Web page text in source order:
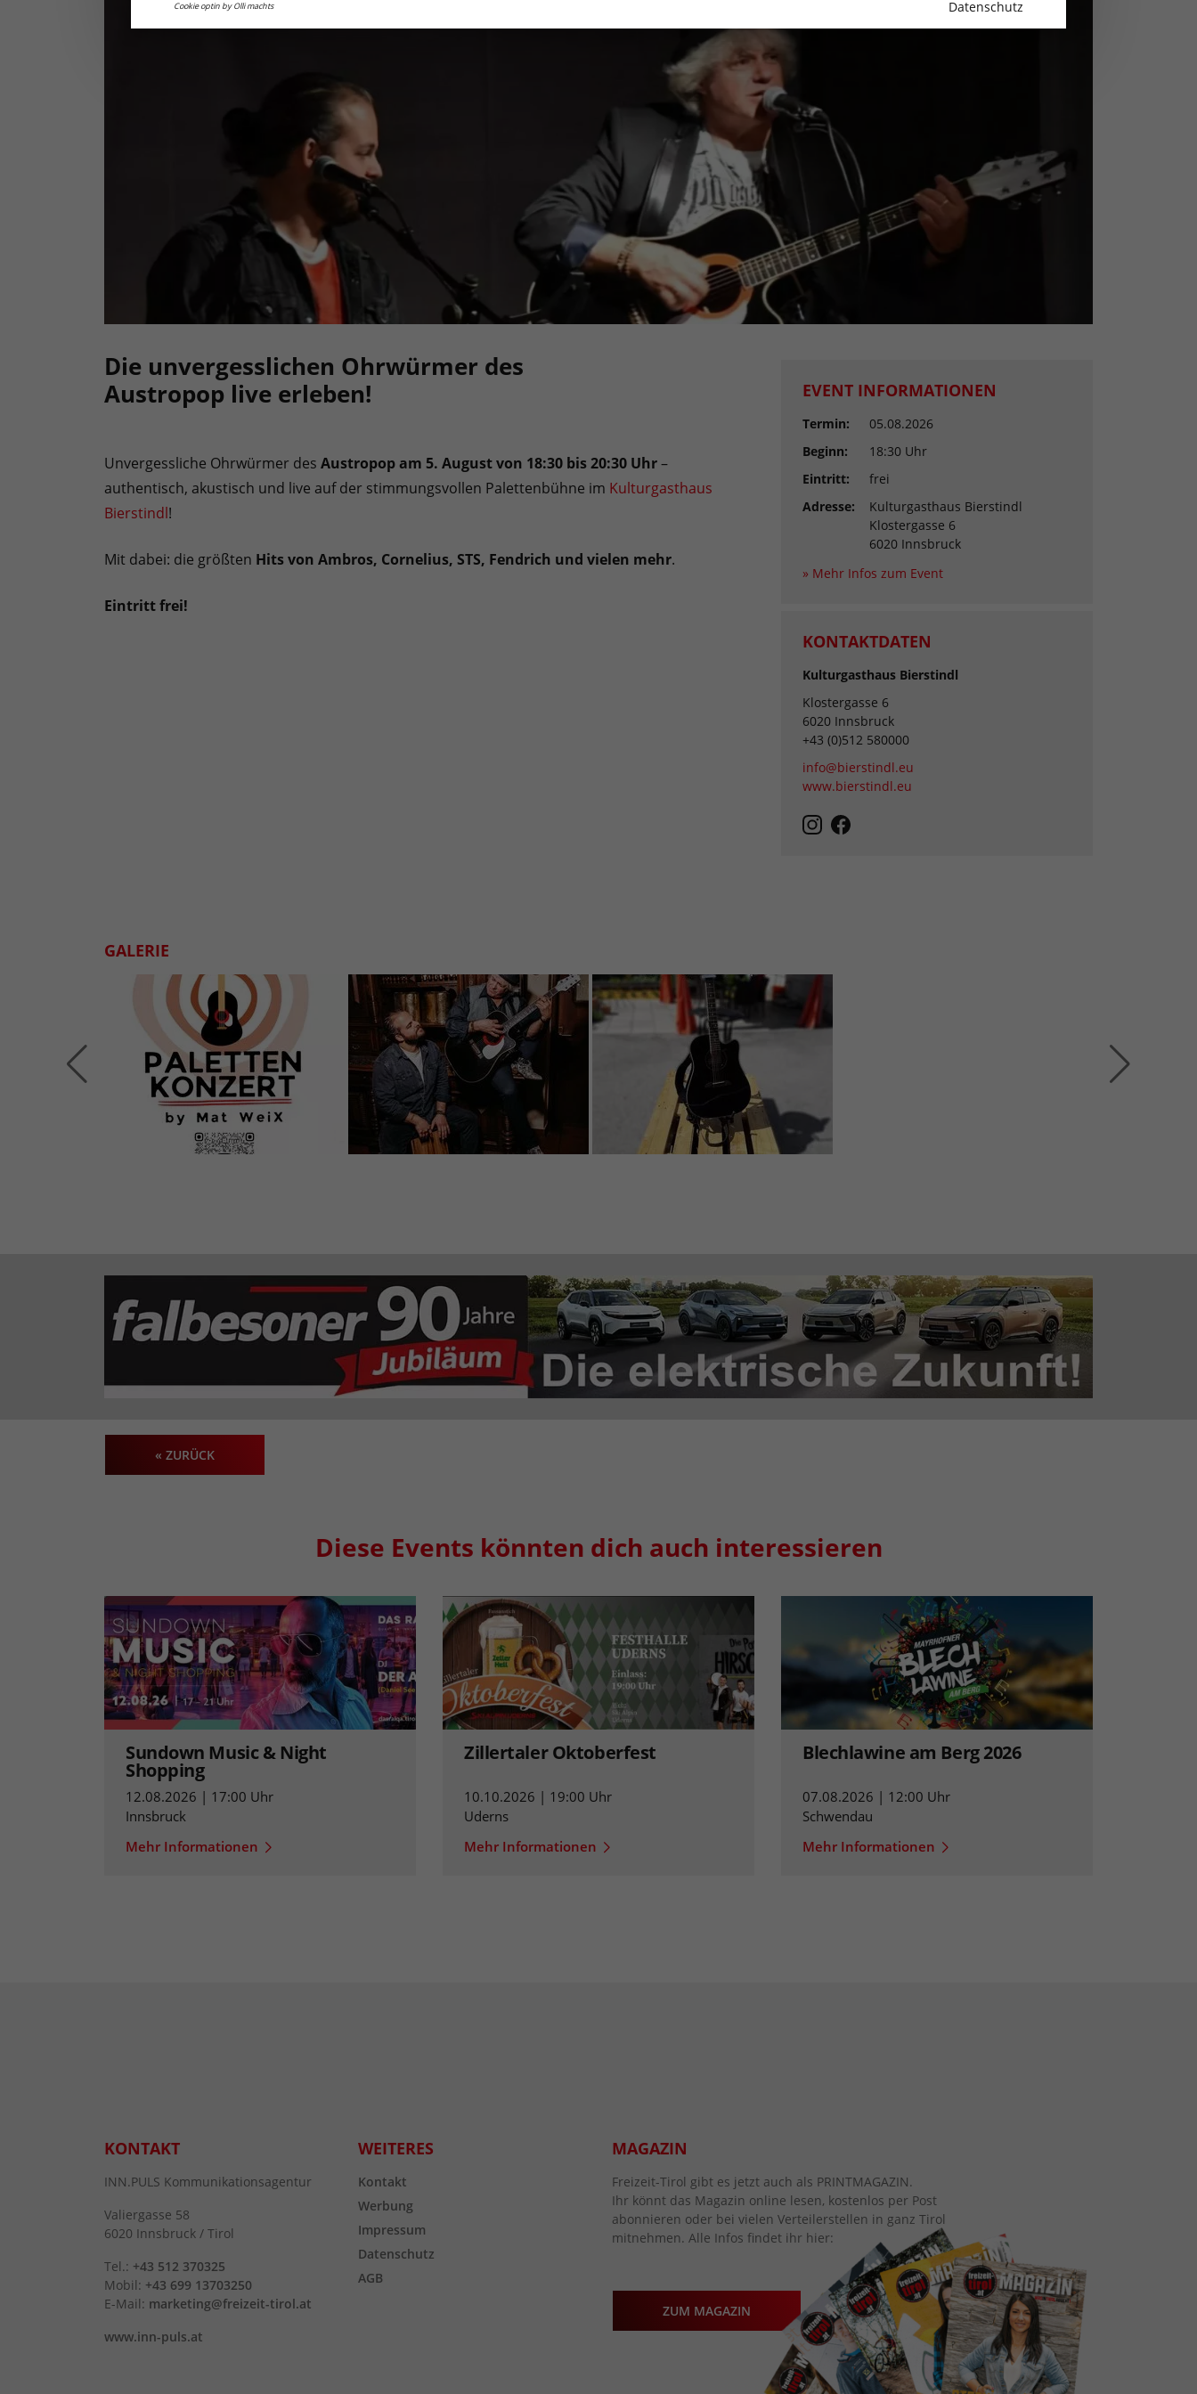
Die unvergesslichen Ohrwürmer des
Austropop live erleben!
Unvergessliche Ohrwürmer des Austropopam 5. August von 18:30 bis 20:30 Uhr–
authentisch, akustisch und live auf der stimmungsvollen Palettenbühne im Kulturgasthaus
Bierstindl!
Mit dabei: die größten Hits von Ambros, Cornelius, STS, Fendrich und vielen mehr.
Eintritt frei!
EVENT INFORMATIONEN
Termin:
05.08.2026
Beginn:
18:30 Uhr
Eintritt:
frei
Adresse:
Kulturgasthaus Bierstindl
Klostergasse 6
6020 Innsbruck
» Mehr Infos zum Event
KONTAKTDATEN
Kulturgasthaus Bierstindl
Klostergasse 6
6020 Innsbruck
+43 (0)512 580000
info@bierstindl.eu
www.bierstindl.eu
GALERIE
« ZURÜCK
Diese Events könnten dich auch interessieren
Sundown Music & Night
Shopping
12.08.2026 | 17:00 Uhr
Innsbruck
Mehr Informationen
Zillertaler Oktoberfest
10.10.2026 | 19:00 Uhr
Uderns
Mehr Informationen
Blechlawine am Berg 2026
07.08.2026 | 12:00 Uhr
Schwendau
Mehr Informationen
KONTAKT
INN.PULS Kommunikationsagentur
Valiergasse 58
6020 Innsbruck / Tirol
Tel.: +43 512 370325
Mobil: +43 699 13703250
E-Mail: marketing@freizeit-tirol.at
www.inn-puls.at
WEITERES
Kontakt
Werbung
Impressum
Datenschutz
AGB
MAGAZIN
Freizeit-Tirol gibt es jetzt auch als PRINTMAGAZIN.
Ihr könnt das Magazin online lesen, kostenlos per Post
abonnieren oder bei vielen Verteilerstellen in ganz Tirol
mitnehmen. Alle Infos findet ihr hier:
ZUM MAGAZIN
Cookie optin by Olli machts Datenschutz